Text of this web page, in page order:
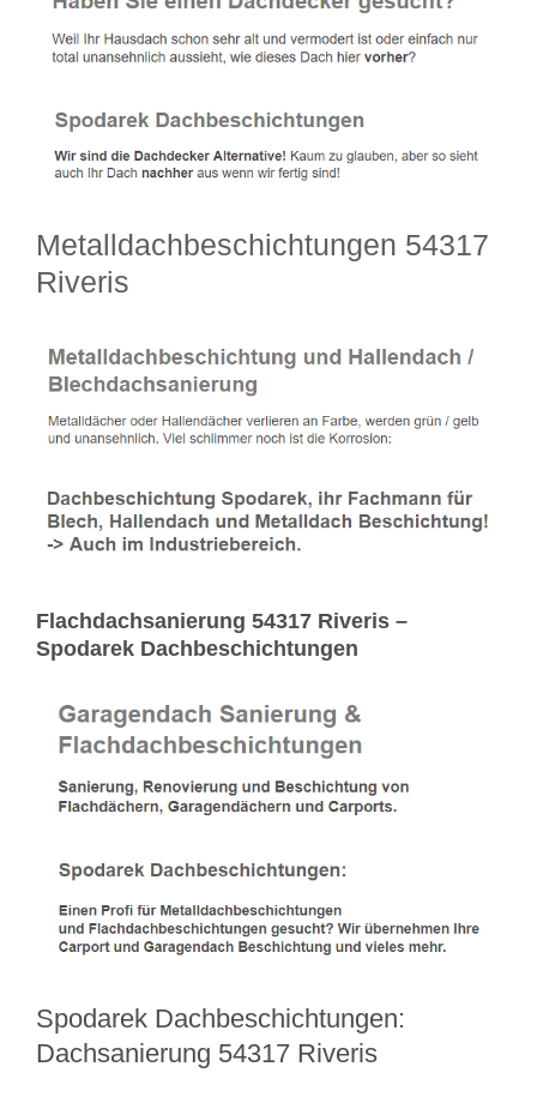
Metalldachbeschichtungen 54317
Riveris
Flachdachsanierung 54317 Riveris –
Spodarek Dachbeschichtungen
Spodarek Dachbeschichtungen:
Dachsanierung 54317 Riveris